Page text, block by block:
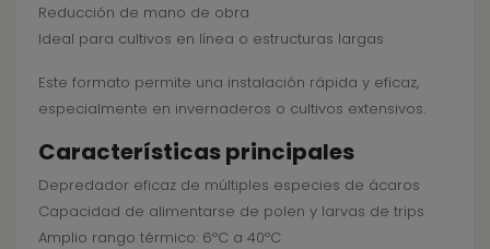
Reducción de mano de obra
Ideal para cultivos en línea o estructuras largas
Este formato permite una instalación rápida y eficaz,
especialmente en invernaderos o cultivos extensivos.
Características principales
Depredador eficaz de múltiples especies de ácaros
Capacidad de alimentarse de polen y larvas de trips
Amplio rango térmico: 6ºC a 40ºC